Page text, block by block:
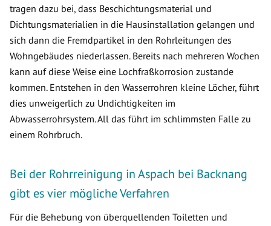
tragen dazu bei, dass Beschichtungsmaterial und
Dichtungsmaterialien in die Hausinstallation gelangen und
sich dann die Fremdpartikel in den Rohrleitungen des
Wohngebäudes niederlassen. Bereits nach mehreren Wochen
kann auf diese Weise eine Lochfraßkorrosion zustande
kommen. Entstehen in den Wasserrohren kleine Löcher, führt
dies unweigerlich zu Undichtigkeiten im
Abwasserrohrsystem. All das führt im schlimmsten Falle zu
einem Rohrbruch.
Bei der Rohrreinigung in Aspach bei Backnang
gibt es vier mögliche Verfahren
Für die Behebung von überquellenden Toiletten und